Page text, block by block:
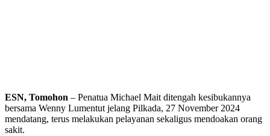
ESN, Tomohon – Penatua Michael Mait ditengah kesibukannya
bersama Wenny Lumentut jelang Pilkada, 27 November 2024
mendatang, terus melakukan pelayanan sekaligus mendoakan orang
sakit.